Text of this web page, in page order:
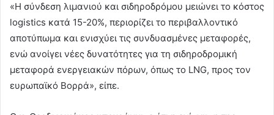
«Η σύνδεση λιμανιού και σιδηροδρόμου μειώνει το κόστος
logistics κατά 15-20%, περιορίζει το περιβαλλοντικό
αποτύπωμα και ενισχύει τις συνδυασμένες μεταφορές,
ενώ ανοίγει νέες δυνατότητες για τη σιδηροδρομική
μεταφορά ενεργειακών πόρων, όπως το LNG, προς τον
ευρωπαϊκό Βορρά», είπε.